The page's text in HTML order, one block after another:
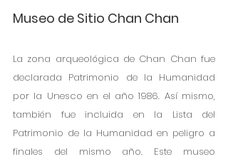
Museo de Sitio Chan Chan
La zona arqueológica de Chan Chan fue
declarada Patrimonio de la Humanidad
por la Unesco en el año 1986. Así mismo,
también fue incluida en la Lista del
Patrimonio de la Humanidad en peligro a
finales del mismo año. Este museo